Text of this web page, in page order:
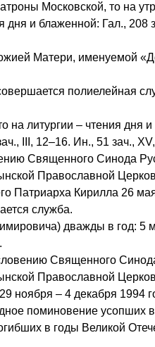
Московской, то на
дня и блаженной: Гал., 208
Матери, именуемой
полиелейная
литургии – чтения дня и
III, 12–16. Ин., 51 зач.,
Священного Синода
Православной
Патриарха Кирилла 26
служба.
дважды в год: 5
Священного
Православной
ноября – 4 декабря 1994
поминовение усопших
в годы Великой